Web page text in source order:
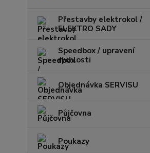
Přestavby elektrokol /
ELEKTRO SADY
Speedbox / upravení
rychlosti
Objednávka SERVISU
Půjčovna
Poukazy